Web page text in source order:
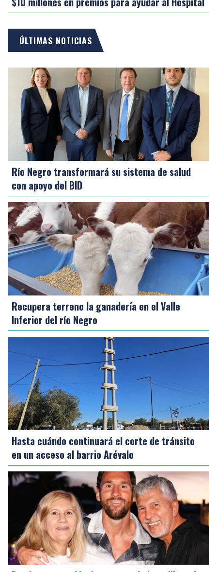
ÚLTIMAS NOTICIAS
Río Negro transformará su sistema de salud
con apoyo del BID
Recupera terreno la ganadería en el Valle
Inferior del río Negro
Hasta cuándo continuará el corte de tránsito
en un acceso al barrio Arévalo